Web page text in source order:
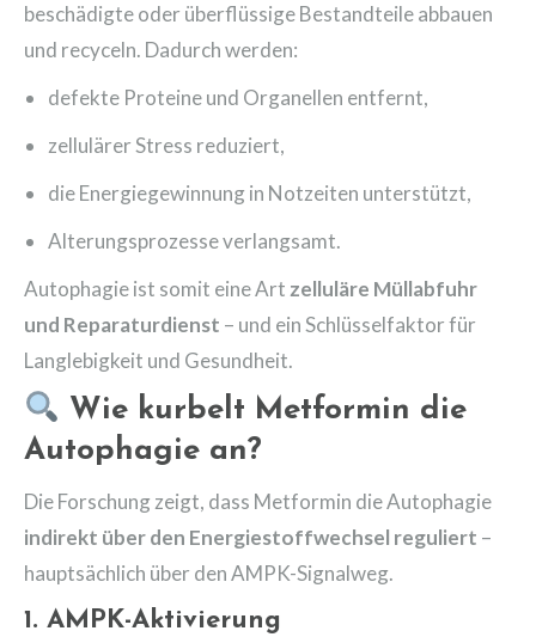
beschädigte oder überflüssige Bestandteile abbauen
und recyceln. Dadurch werden:
defekte Proteine und Organellen entfernt,
zellulärer Stress reduziert,
die Energiegewinnung in Notzeiten unterstützt,
Alterungsprozesse verlangsamt.
Autophagie ist somit eine Art zelluläre Müllabfuhr
und Reparaturdienst – und ein Schlüsselfaktor für
Langlebigkeit und Gesundheit.
Wie kurbelt Metformin die
Autophagie an?
Die Forschung zeigt, dass Metformin die Autophagie
indirekt über den Energiestoffwechsel reguliert –
hauptsächlich über den AMPK-Signalweg.
1. AMPK-Aktivierung